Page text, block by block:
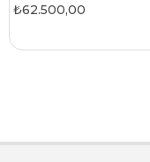
₺62.500,00